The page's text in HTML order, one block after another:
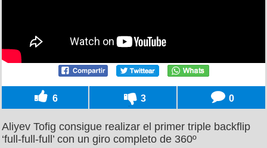
6 3 0
Aliyev Tofig consigue realizar el primer triple backflip
‘full-full-full’ con un giro completo de 360º